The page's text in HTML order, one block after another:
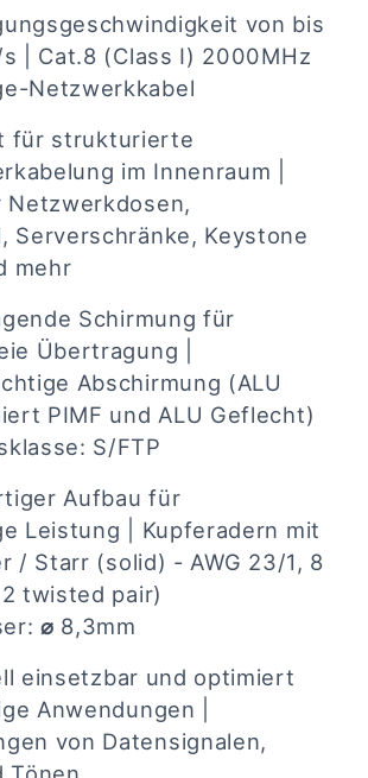
von bis
| Cat.8 (Class I) 2000MHz
Netzwerkkabel
für strukturierte
im Innenraum |
Serverschränke, Keystone
mehr
Schirmung für
Übertragung |
Abschirmung (ALU
PIMF und ALU Geflecht)
S/FTP
Aufbau für
Leistung | Kupferadern mit
/ Starr (solid) - AWG 23/1, 8
twisted pair)
⌀ 8,3mm
einsetzbar und optimiert
Anwendungen |
von Datensignalen,